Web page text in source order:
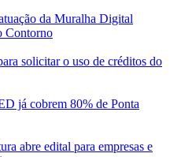
da Muralha Digital
Contorno
solicitar o uso de créditos do
já cobrem 80% de Ponta
abre edital para empresas e